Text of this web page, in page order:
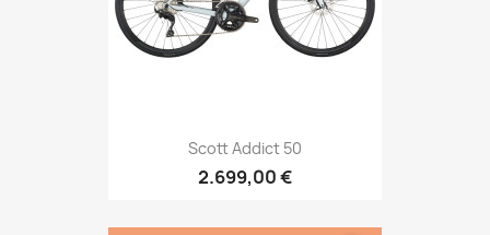
Scott Addict 50
2.699,00 €